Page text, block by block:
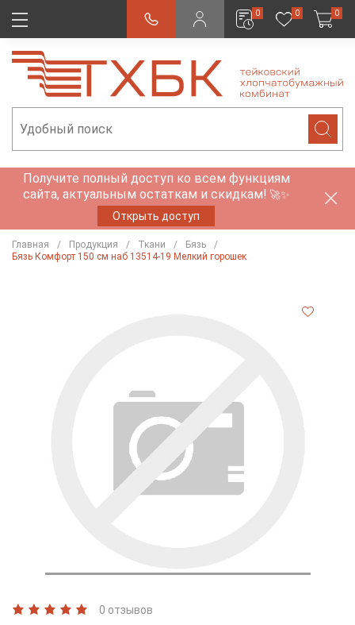
0 0 0
Получите полный доступ ко всем функциям
сайта, актуальным остаткам и скидкам! 🚀✨
Открыть доступ
Главная Продукция Ткани
Бязь
Бязь Комфорт 150 см наб 13514-19 Мелкий горошек
0 отзывов